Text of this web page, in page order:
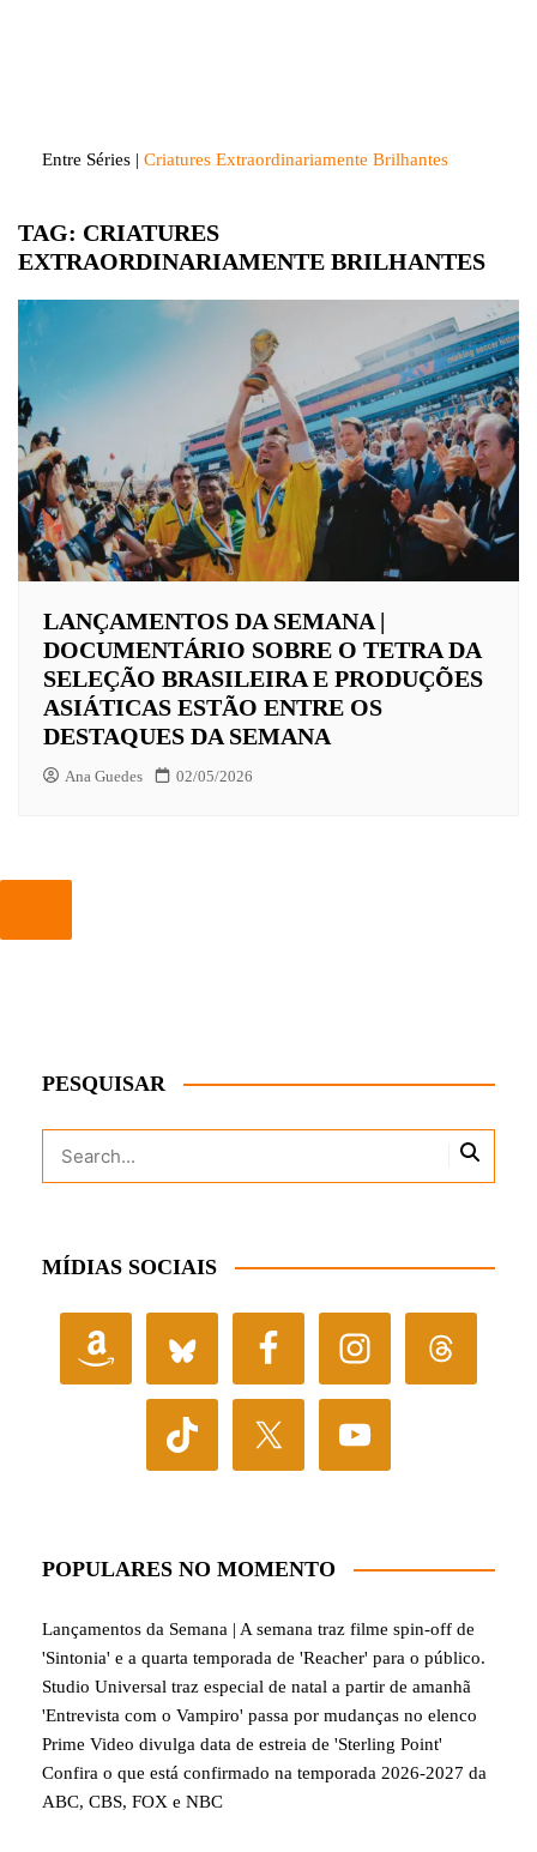
Entre Séries | Criatures Extraordinariamente Brilhantes
TAG: CRIATURES
EXTRAORDINARIAMENTE BRILHANTES
LANÇAMENTOS DA SEMANA |
DOCUMENTÁRIO SOBRE O TETRA DA
SELEÇÃO BRASILEIRA E PRODUÇÕES
ASIÁTICAS ESTÃO ENTRE OS
DESTAQUES DA SEMANA
Ana Guedes 02/05/2026
PESQUISAR
MÍDIAS SOCIAIS
POPULARES NO MOMENTO
Lançamentos da Semana | A semana traz filme spin-off de
'Sintonia' e a quarta temporada de 'Reacher' para o público.
Studio Universal traz especial de natal a partir de amanhã
'Entrevista com o Vampiro' passa por mudanças no elenco
Prime Video divulga data de estreia de 'Sterling Point'
Confira o que está confirmado na temporada 2026-2027 da
ABC, CBS, FOX e NBC